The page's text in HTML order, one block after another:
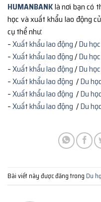
HUMANBANKlà nơi bạn có
học và xuất khẩu lao động
cụ thể như:
–Xuất khẩu lao động/Du
–Xuất khẩu lao động/Du
–Xuất khẩu lao động/Du
–Xuất khẩu lao động /Du
–Xuất khẩu lao động /Du
–Xuất khẩu lao động /Du
Bài viết này được đăng trong Du